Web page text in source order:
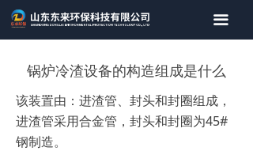
끀
首页
新闻资讯
锅炉冷渣设备的构造组成是什么
该装置由：进渣管、封头和封圈组成，
进渣管采用合金管，封头和封圈为45#
钢制造。